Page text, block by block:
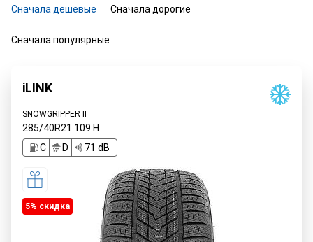
Сначала дешевые Сначала дорогие
Сначала популярные
iLINK
SNOWGRIPPER II
285/40R21 109 H
C
D 71 dB
5% cкидка